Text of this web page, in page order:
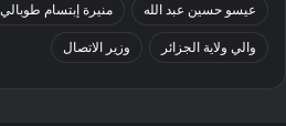
عيسو حسين عبد الله منيرة إبتسام طوبالي
والي ولاية الجزائر وزير الاتصال